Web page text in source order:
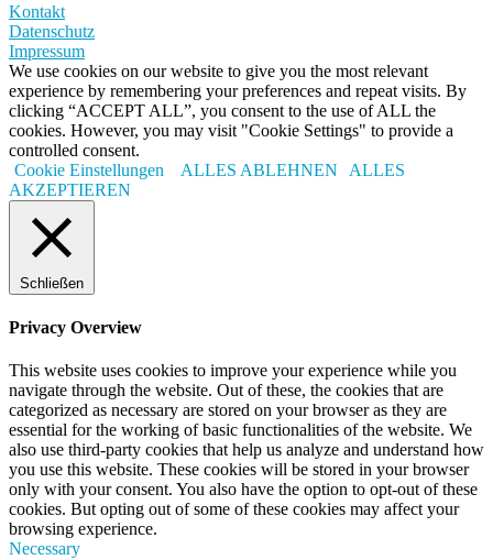
Kontakt
Datenschutz
Impressum
We use cookies on our website to give you the most relevant
experience by remembering your preferences and repeat visits. By
clicking “ACCEPT ALL”, you consent to the use of ALL the
cookies. However, you may visit "Cookie Settings" to provide a
controlled consent.
Cookie Einstellungen
ALLES ABLEHNEN
ALLES
AKZEPTIEREN
Schließen
Privacy Overview
This website uses cookies to improve your experience while you
navigate through the website. Out of these, the cookies that are
categorized as necessary are stored on your browser as they are
essential for the working of basic functionalities of the website. We
also use third-party cookies that help us analyze and understand how
you use this website. These cookies will be stored in your browser
only with your consent. You also have the option to opt-out of these
cookies. But opting out of some of these cookies may affect your
browsing experience.
Necessary